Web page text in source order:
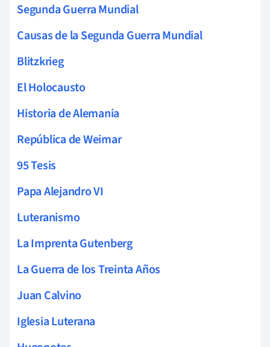
Segunda Guerra Mundial
Causas de la Segunda Guerra Mundial
Blitzkrieg
El Holocausto
Historia de Alemania
República de Weimar
95 Tesis
Papa Alejandro VI
Luteranismo
La Imprenta Gutenberg
La Guerra de los Treinta Años
Juan Calvino
Iglesia Luterana